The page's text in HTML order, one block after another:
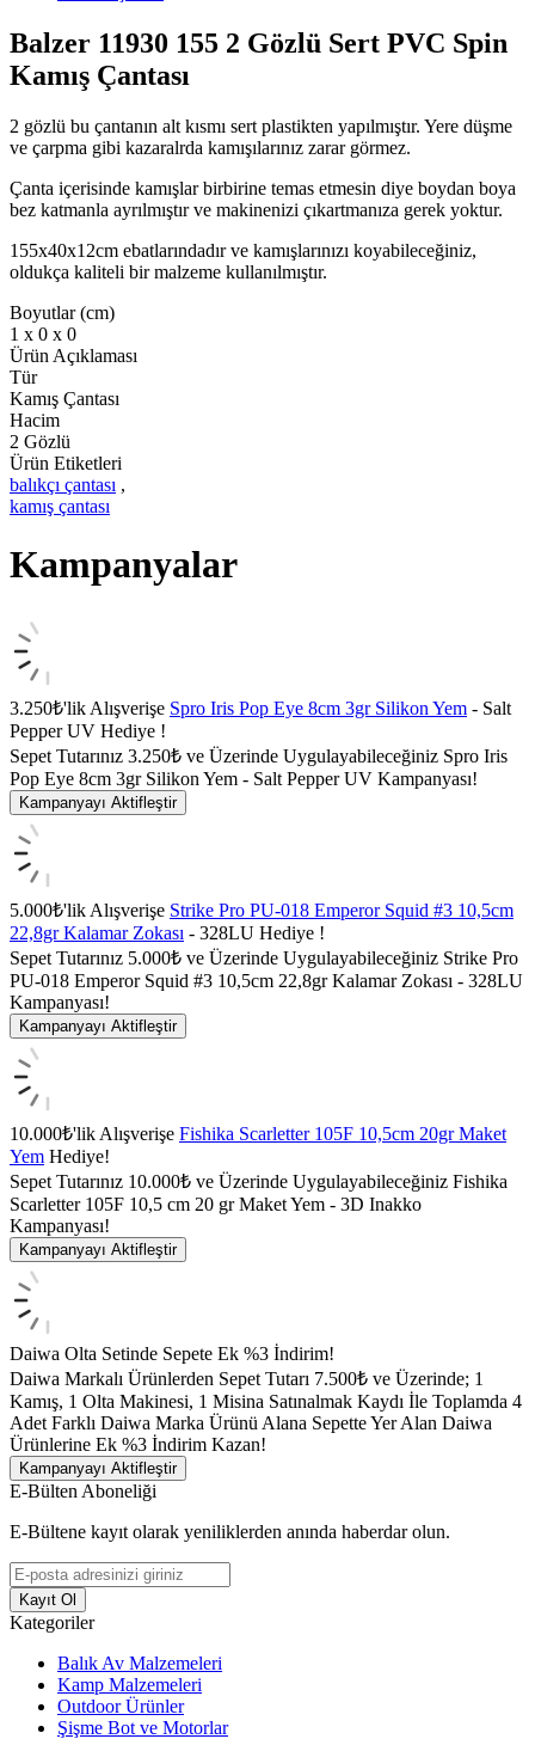
Balzer 11930 155 2 Gözlü Sert PVC Spin
Kamış Çantası
2 gözlü bu çantanın alt kısmı sert plastikten yapılmıştır. Yere düşme
ve çarpma gibi kazaralrda kamışılarınız zarar görmez.
Çanta içerisinde kamışlar birbirine temas etmesin diye boydan boya
bez katmanla ayrılmıştır ve makinenizi çıkartmanıza gerek yoktur.
155x40x12cm ebatlarındadır ve kamışlarınızı koyabileceğiniz,
oldukça kaliteli bir malzeme kullanılmıştır.
Boyutlar (cm)
1 x 0 x 0
Ürün Açıklaması
Tür
Kamış Çantası
Hacim
2 Gözlü
Ürün Etiketleri
balıkçı çantası ,
kamış çantası
Kampanyalar
3.250₺'lik Alışverişe Spro Iris Pop Eye 8cm 3gr Silikon Yem - Salt
Pepper UV Hediye !
Sepet Tutarınız 3.250₺ ve Üzerinde Uygulayabileceğiniz Spro Iris
Pop Eye 8cm 3gr Silikon Yem - Salt Pepper UV Kampanyası!
Kampanyayı Aktifleştir
5.000₺'lik Alışverişe Strike Pro PU-018 Emperor Squid #3 10,5cm
22,8gr Kalamar Zokası - 328LU Hediye !
Sepet Tutarınız 5.000₺ ve Üzerinde Uygulayabileceğiniz Strike Pro
PU-018 Emperor Squid #3 10,5cm 22,8gr Kalamar Zokası - 328LU
Kampanyası!
Kampanyayı Aktifleştir
10.000₺'lik Alışverişe Fishika Scarletter 105F 10,5cm 20gr Maket
Yem Hediye!
Sepet Tutarınız 10.000₺ ve Üzerinde Uygulayabileceğiniz Fishika
Scarletter 105F 10,5 cm 20 gr Maket Yem - 3D Inakko
Kampanyası!
Kampanyayı Aktifleştir
Daiwa Olta Setinde Sepete Ek %3 İndirim!
Daiwa Markalı Ürünlerden Sepet Tutarı 7.500₺ ve Üzerinde; 1
Kamış, 1 Olta Makinesi, 1 Misina Satınalmak Kaydı İle Toplamda 4
Adet Farklı Daiwa Marka Ürünü Alana Sepette Yer Alan Daiwa
Ürünlerine Ek %3 İndirim Kazan!
Kampanyayı Aktifleştir
E-Bülten Aboneliği
E-Bültene kayıt olarak yeniliklerden anında haberdar olun.
Kayıt Ol
Kategoriler
Balık Av Malzemeleri
Kamp Malzemeleri
Outdoor Ürünler
Şişme Bot ve Motorlar